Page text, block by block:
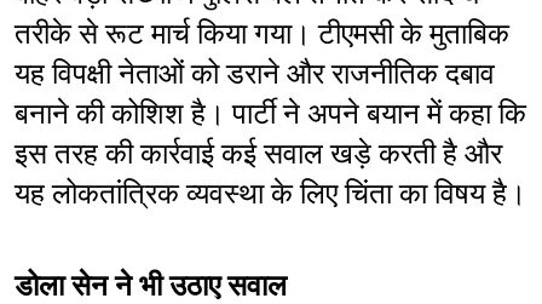
तरीके से रूट मार्च किया गया। टीएमसी के मुताबिक
यह विपक्षी नेताओं को डराने और राजनीतिक दबाव
बनाने की कोशिश है। पार्टी ने अपने बयान में कहा कि
इस तरह की कार्रवाई कई सवाल खड़े करती है और
यह लोकतांत्रिक व्यवस्था के लिए चिंता का विषय है।
डोला सेन ने भी उठाए सवाल